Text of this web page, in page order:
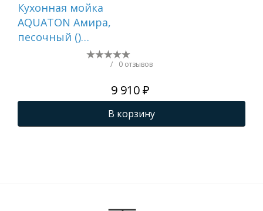
Кухонная мойка
AQUATON Амира,
песочный ()
1A712932AI220
/ 0 отзывов
9 910 ₽
В корзину